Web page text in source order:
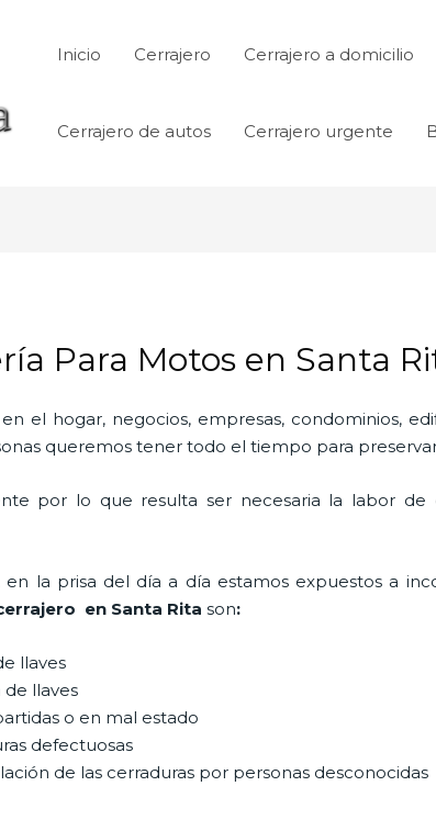
Inicio Cerrajero Cerrajero a domicilio
Cerrajero de autos Cerrajero urgente
Para Motos en Santa
el hogar, negocios, empresas, condominios,
queremos tener todo el tiempo para
por lo que resulta ser necesaria la labor de
en la prisa del día a día estamos expuestos a
en Santa Rita son:
llaves
de llaves
o en mal estado
defectuosas
de las cerraduras por personas desconocidas